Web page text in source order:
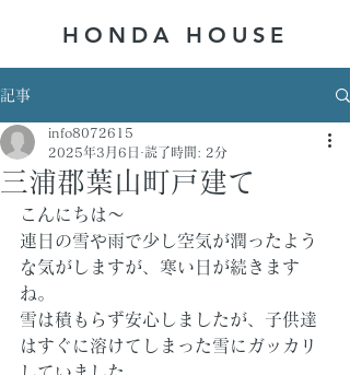
HONDA ​HOUSE
記事
三浦郡葉山町戸建て
info8072615
2025年3月6日
読了時間: 2分
こんにちは～
連日の雪や雨で少し空気が潤ったよう
な気がしますが、寒い日が続きます
ね。
雪は積もらず安心しましたが、子供達
はすぐに溶けてしまった雪にガッカリ